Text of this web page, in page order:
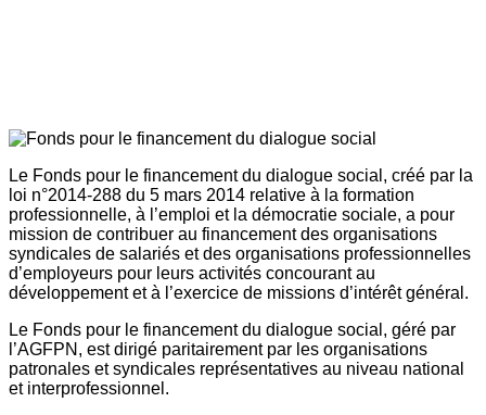
Le Fonds pour le financement du dialogue social, créé par la
loi n°2014-288 du 5 mars 2014 relative à la formation
professionnelle, à l’emploi et la démocratie sociale, a pour
mission de contribuer au financement des organisations
syndicales de salariés et des organisations professionnelles
d’employeurs pour leurs activités concourant au
développement et à l’exercice de missions d’intérêt général.
Le Fonds pour le financement du dialogue social, géré par
l’AGFPN, est dirigé paritairement par les organisations
patronales et syndicales représentatives au niveau national
et interprofessionnel.